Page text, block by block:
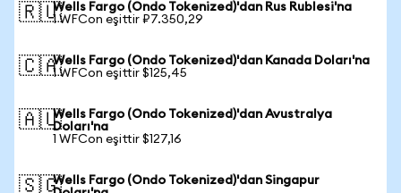
🇷🇺Wells Fargo (Ondo Tokenized)'dan Rus Rublesi'na
1 WFCon eşittir ₽7.350,29
🇨🇦Wells Fargo (Ondo Tokenized)'dan Kanada Doları'na
1 WFCon eşittir $125,45
🇦🇺Wells Fargo (Ondo Tokenized)'dan Avustralya
Doları'na
1 WFCon eşittir $127,16
🇸🇬Wells Fargo (Ondo Tokenized)'dan Singapur